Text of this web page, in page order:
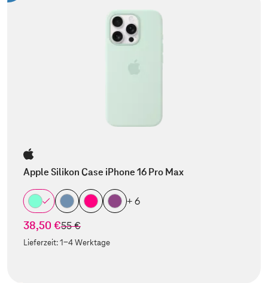
Apple Silikon Case iPhone 16 Pro Max
+ 6
38,50 €statt
55 €
Lieferzeit:1-4 Werktage